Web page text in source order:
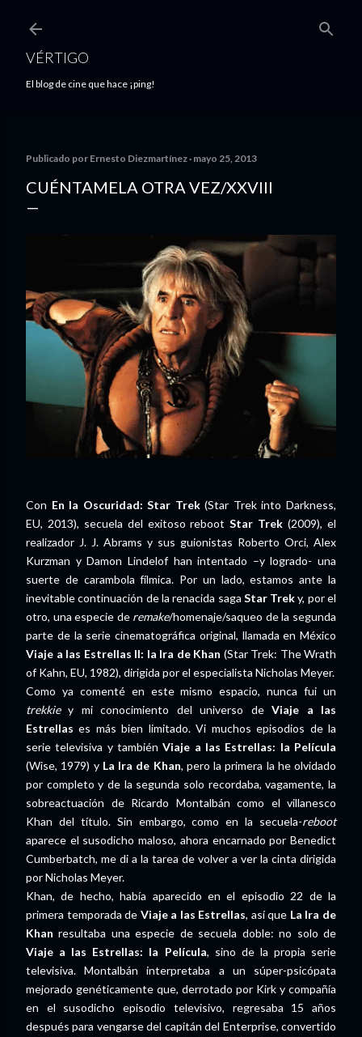
VÉRTIGO
El blog de cine que hace ¡ping!
Publicado por Ernesto Diezmartínez mayo 25, 2013
CUÉNTAMELA OTRA VEZ/XXVIII
Con En la Oscuridad: Star Trek(Star Trek into Darkness,
EU, 2013), secuela del exitoso rebootStar Trek (2009), el
realizador J. J. Abrams y sus guionistas Roberto Orci, Alex
Kurzman y Damon Lindelof han intentado –y logrado- una
suerte de carambola fílmica. Por un lado, estamos ante la
inevitable continuación de la renacida saga Star Treky, por el
otro, una especie de remake/homenaje/saqueo de la segunda
parte de la serie cinematográfica original, llamada en México
Viaje a las Estrellas II: la Ira de Khan (Star Trek: The Wrath
of Kahn, EU, 1982), dirigida por el especialista Nicholas Meyer.
Como ya comenté en este mismo espacio, nunca fui un
trekkiey mi conocimiento del universo deViaje a las
Estrellas es más bien limitado. Vi muchos episodios de la
serie televisiva y tambiénViaje a las Estrellas: la Película
(Wise, 1979) y La Ira de Khan, pero la primera la he olvidado
por completo y de la segunda solo recordaba, vagamente, la
sobreactuación de Ricardo Montalbán como el villanesco
Khan del título. Sin embargo, como en la secuela-reboot
aparece el susodicho maloso, ahora encarnado por Benedict
Cumberbatch, me di a la tarea de volver a ver la cinta dirigida
por Nicholas Meyer.
Khan, de hecho, había aparecido en el episodio 22 de la
primera temporada de Viaje a las Estrellas, así que La Ira de
Khan resultaba una especie de secuela doble: no solo de
Viaje a las Estrellas: la Película, sino de la propia serie
televisiva. Montalbán interpretaba a un súper-psicópata
mejorado genéticamente que, derrotado por Kirk y compañía
en el susodicho episodio televisivo, regresaba 15 años
después para vengarse del capitán del Enterprise, convertido